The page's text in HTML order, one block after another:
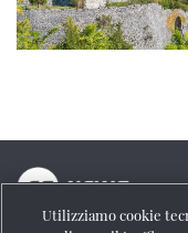
La testata online del
Utilizziamo cookie